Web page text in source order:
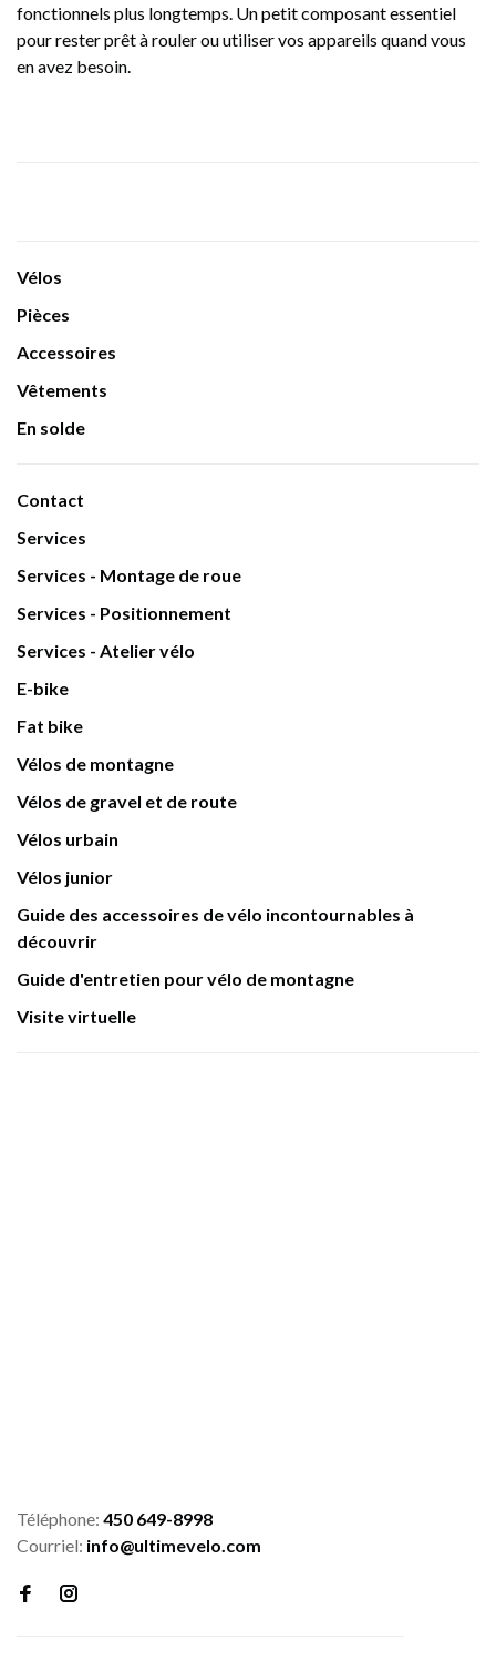
fonctionnels plus longtemps. Un petit composant essentiel
pour rester prêt à rouler ou utiliser vos appareils quand vous
en avez besoin.
Vélos
Pièces
Accessoires
Vêtements
En solde
Contact
Services
Services - Montage de roue
Services - Positionnement
Services - Atelier vélo
E-bike
Fat bike
Vélos de montagne
Vélos de gravel et de route
Vélos urbain
Vélos junior
Guide des accessoires de vélo incontournables à
découvrir
Guide d'entretien pour vélo de montagne
Visite virtuelle
Téléphone: 450 649-8998
Courriel: info@ultimevelo.com